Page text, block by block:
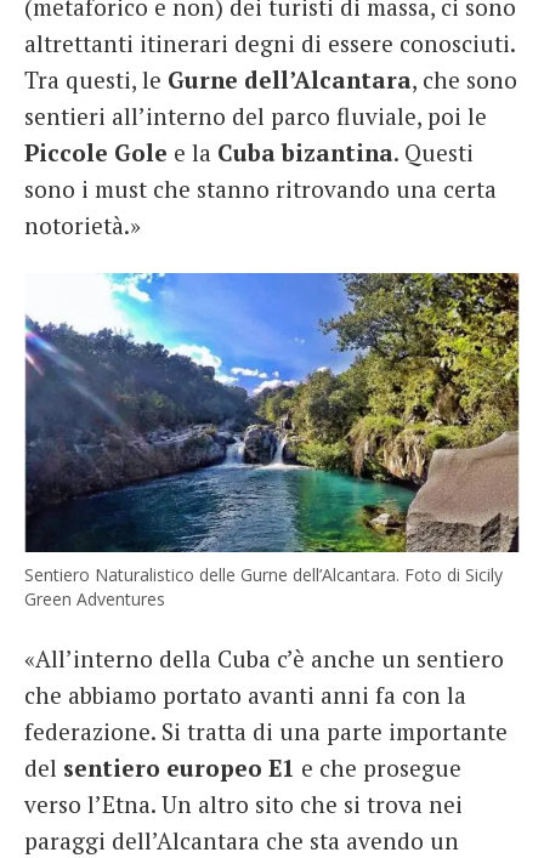
(metaforico e non) dei turisti di massa, ci sono
altrettanti itinerari degni di essere conosciuti.
Tra questi, le Gurne dell’Alcantara, che sono
sentieri all’interno del parco fluviale, poi le
Piccole Gole e la Cuba bizantina. Questi
sono i must che stanno ritrovando una certa
notorietà.»
Sentiero Naturalistico delle Gurne dell’Alcantara. Foto di Sicily
Green Adventures
«All’interno della Cuba c’è anche un sentiero
che abbiamo portato avanti anni fa con la
federazione. Si tratta di una parte importante
del sentiero europeo E1 e che prosegue
verso l’Etna. Un altro sito che si trova nei
paraggi dell’Alcantara che sta avendo un